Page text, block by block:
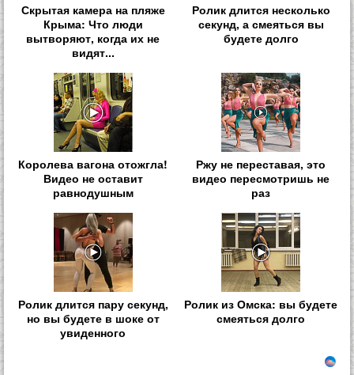
Скрытая камера на пляже
Крыма: Что люди
вытворяют, когда их не
видят...
Ролик длится несколько
секунд, а смеяться вы
будете долго
Королева вагона отожгла!
Видео не оставит
равнодушным
Ржу не переставая, это
видео пересмотришь не
раз
Ролик длится пару секунд,
но вы будете в шоке от
увиденного
Ролик из Омска: вы будете
смеяться долго